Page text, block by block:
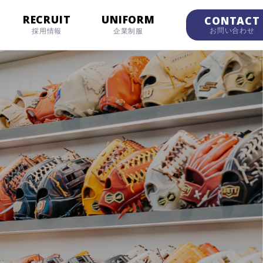
RECRUIT
採用情報
UNIFORM
企業制服
CONTACT
お問い合わせ